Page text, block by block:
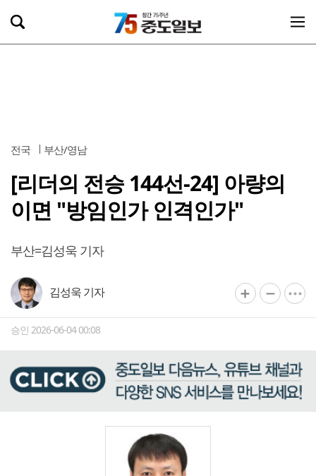
전국 부산/영남
[리더의 전승 144선-24] 아량의
이면 "방임인가 인격인가"
부산=김성욱 기자
김성욱 기자
승인 2026-06-04 00:08